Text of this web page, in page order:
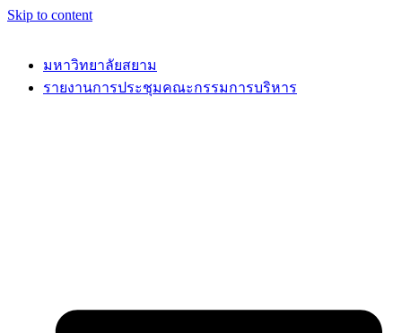
Skip to content
มหาวิทยาลัยสยาม
รายงานการประชุมคณะกรรมการบริหาร